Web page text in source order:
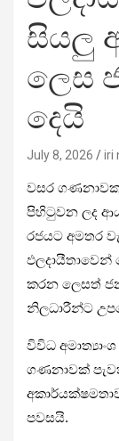
සියලු
ලෙස
දෙයි
July 8, 2026 iri
වසර
පිහිටුවන ලද
රජයට අමතර
කරන ලෙසත්
නිලධාරීන්ට
විවිධ
ගණනාවක්
පවසයි.